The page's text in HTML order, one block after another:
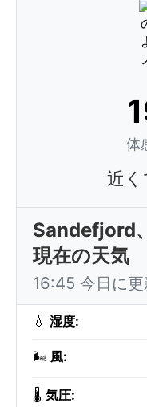
体
近
Sandefjord
現在の天気
16:45 今日に更
💧 湿度:
🌬️ 風:
🌡️ 気圧: